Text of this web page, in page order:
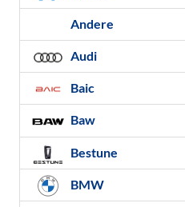
Andere
Audi
Baic
Baw
Bestune
BMW